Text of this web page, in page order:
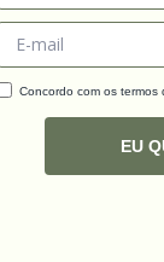
Concordo com os termos
EU